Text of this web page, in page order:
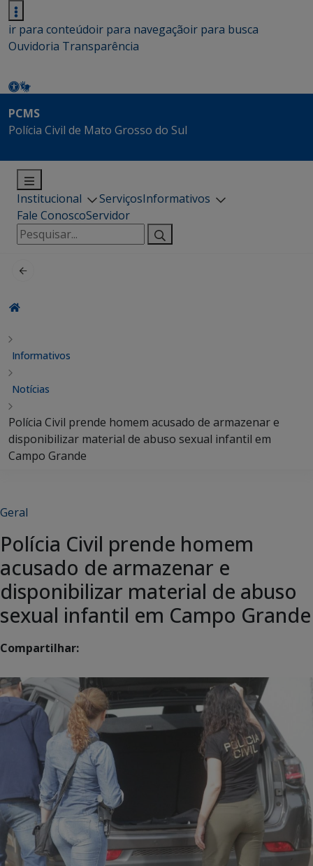
ir para conteúdoir para navegaçãoir para busca
Ouvidoria Transparência
PCMS
Polícia Civil de Mato Grosso do Sul
Institucional ServiçosInformativos
Fale ConoscoServidor
Pesquisar
por:
Informativos
Notícias
Polícia Civil prende homem acusado de armazenar e
disponibilizar material de abuso sexual infantil em
Campo Grande
Geral
Polícia Civil prende homem
acusado de armazenar e
disponibilizar material de abuso
sexual infantil em Campo Grande
Compartilhar: